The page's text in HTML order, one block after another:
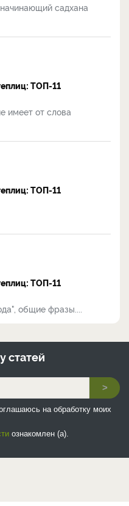
садхана
ТОП-11
имеет от слова
ТОП-11
ТОП-11
общие фразы....
статей
>
на обработку моих
ознакомлен (а).